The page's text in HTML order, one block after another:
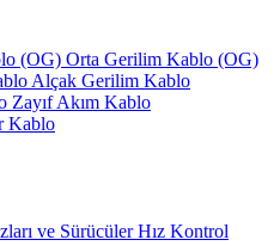
Orta Gerilim Kablo (OG)
Alçak Gerilim Kablo
Zayıf Akım Kablo
Kablo
Hız Kontrol